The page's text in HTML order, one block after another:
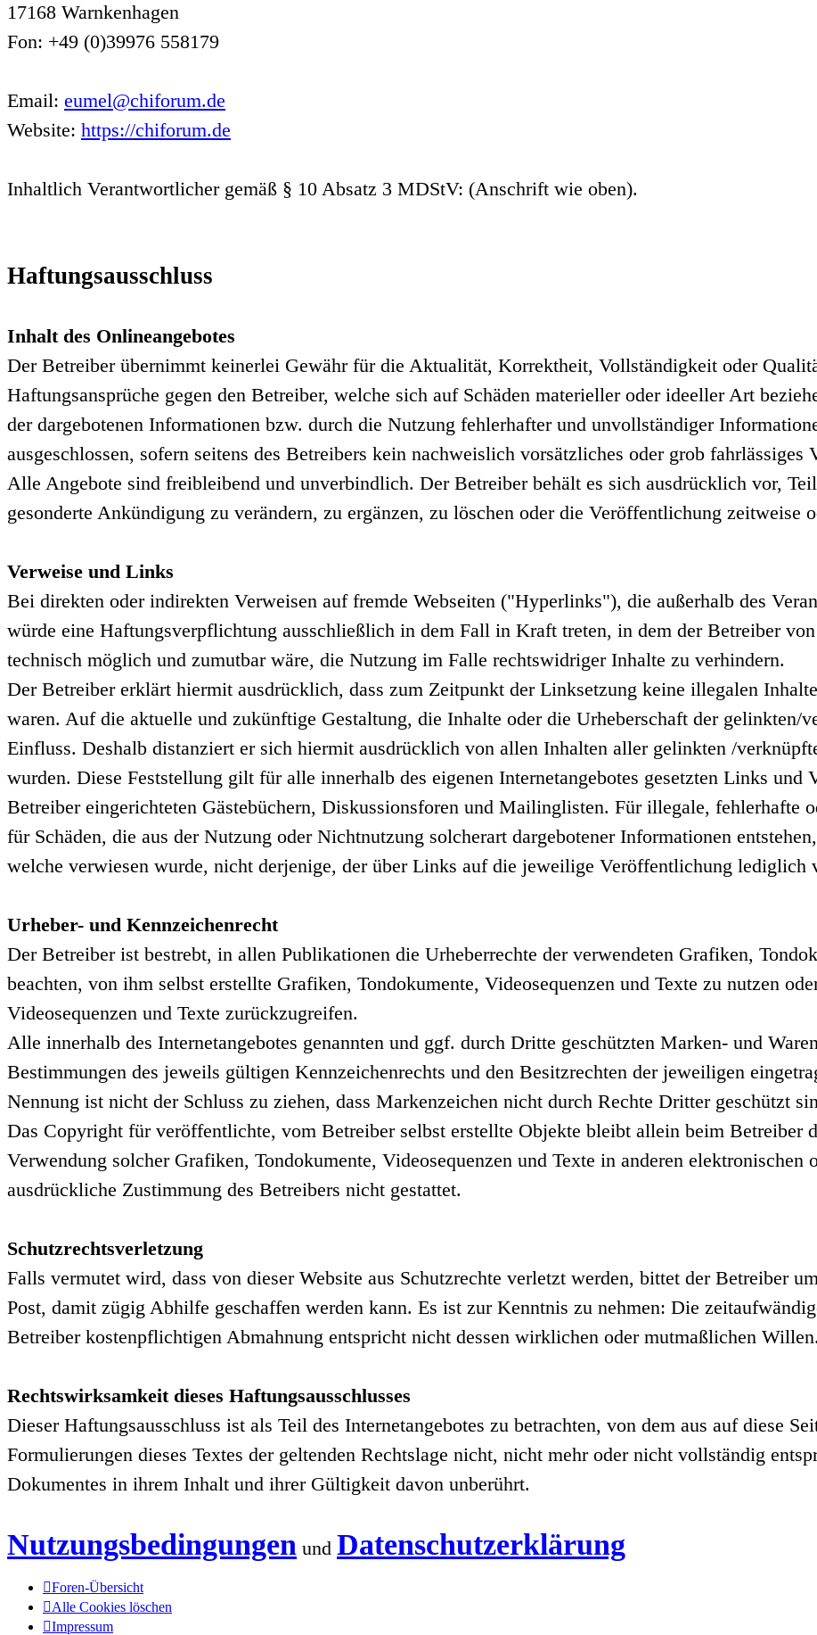
17168 Warnkenhagen
Fon: +49 (0)39976 558179
Email: eumel@chiforum.de
Website: https://chiforum.de
Inhaltlich Verantwortlicher gemäß § 10 Absatz 3 MDStV: (Anschrift wie oben).
Haftungsausschluss
Inhalt des Onlineangebotes
Der Betreiber übernimmt keinerlei Gewähr für die Aktualität, Korrektheit, Vollständigkeit oder
Haftungsansprüche gegen den Betreiber, welche sich auf Schäden materieller oder ideeller Art
der dargebotenen Informationen bzw. durch die Nutzung fehlerhafter und unvollständiger
ausgeschlossen, sofern seitens des Betreibers kein nachweislich vorsätzliches oder grob fahrlässiges
Alle Angebote sind freibleibend und unverbindlich. Der Betreiber behält es sich ausdrücklich vor,
gesonderte Ankündigung zu verändern, zu ergänzen, zu löschen oder die Veröffentlichung zeitweise
Verweise und Links
Bei direkten oder indirekten Verweisen auf fremde Webseiten ("Hyperlinks"), die außerhalb des
würde eine Haftungsverpflichtung ausschließlich in dem Fall in Kraft treten, in dem der Betreiber
technisch möglich und zumutbar wäre, die Nutzung im Falle rechtswidriger Inhalte zu verhindern.
Der Betreiber erklärt hiermit ausdrücklich, dass zum Zeitpunkt der Linksetzung keine illegalen
waren. Auf die aktuelle und zukünftige Gestaltung, die Inhalte oder die Urheberschaft der gelinkten/
Einfluss. Deshalb distanziert er sich hiermit ausdrücklich von allen Inhalten aller gelinkten /
wurden. Diese Feststellung gilt für alle innerhalb des eigenen Internetangebotes gesetzten Links
Betreiber eingerichteten Gästebüchern, Diskussionsforen und Mailinglisten. Für illegale, fehlerhafte
für Schäden, die aus der Nutzung oder Nichtnutzung solcherart dargebotener Informationen
welche verwiesen wurde, nicht derjenige, der über Links auf die jeweilige Veröffentlichung lediglich
Urheber- und Kennzeichenrecht
Der Betreiber ist bestrebt, in allen Publikationen die Urheberrechte der verwendeten Grafiken,
beachten, von ihm selbst erstellte Grafiken, Tondokumente, Videosequenzen und Texte zu nutzen
Videosequenzen und Texte zurückzugreifen.
Alle innerhalb des Internetangebotes genannten und ggf. durch Dritte geschützten Marken- und
Bestimmungen des jeweils gültigen Kennzeichenrechts und den Besitzrechten der jeweiligen
Nennung ist nicht der Schluss zu ziehen, dass Markenzeichen nicht durch Rechte Dritter geschützt
Das Copyright für veröffentlichte, vom Betreiber selbst erstellte Objekte bleibt allein beim Betreiber
Verwendung solcher Grafiken, Tondokumente, Videosequenzen und Texte in anderen elektronischen
ausdrückliche Zustimmung des Betreibers nicht gestattet.
Schutzrechtsverletzung
Falls vermutet wird, dass von dieser Website aus Schutzrechte verletzt werden, bittet der Betreiber
Post, damit zügig Abhilfe geschaffen werden kann. Es ist zur Kenntnis zu nehmen: Die
Betreiber kostenpflichtigen Abmahnung entspricht nicht dessen wirklichen oder mutmaßlichen Willen.
Rechtswirksamkeit dieses Haftungsausschlusses
Dieser Haftungsausschluss ist als Teil des Internetangebotes zu betrachten, von dem aus auf diese
Formulierungen dieses Textes der geltenden Rechtslage nicht, nicht mehr oder nicht vollständig
Dokumentes in ihrem Inhalt und ihrer Gültigkeit davon unberührt.
Nutzungsbedingungen und Datenschutzerklärung
Foren-Übersicht
Alle Cookies löschen
Impressum